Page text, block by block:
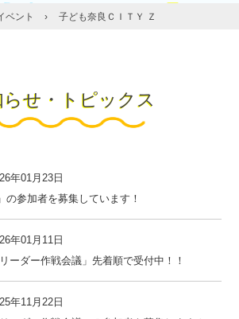
ベント › 子ども奈良ＣＩＴＹ Ｚ
らせ・トピックス
年01月23日
の参加者を募集しています！
年01月11日
ーダー作戦会議」先着順で受付中！！
年11月22日